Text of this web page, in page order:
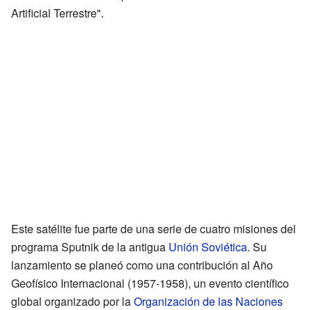
Artificial Terrestre".
Este satélite fue parte de una serie de cuatro misiones del
programa Sputnik de la antigua Unión Soviética. Su
lanzamiento se planeó como una contribución al Año
Geofísico Internacional (1957-1958), un evento científico
global organizado por laOrganización de las Naciones